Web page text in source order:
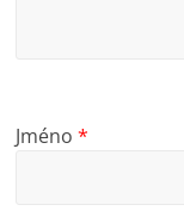
Jméno*